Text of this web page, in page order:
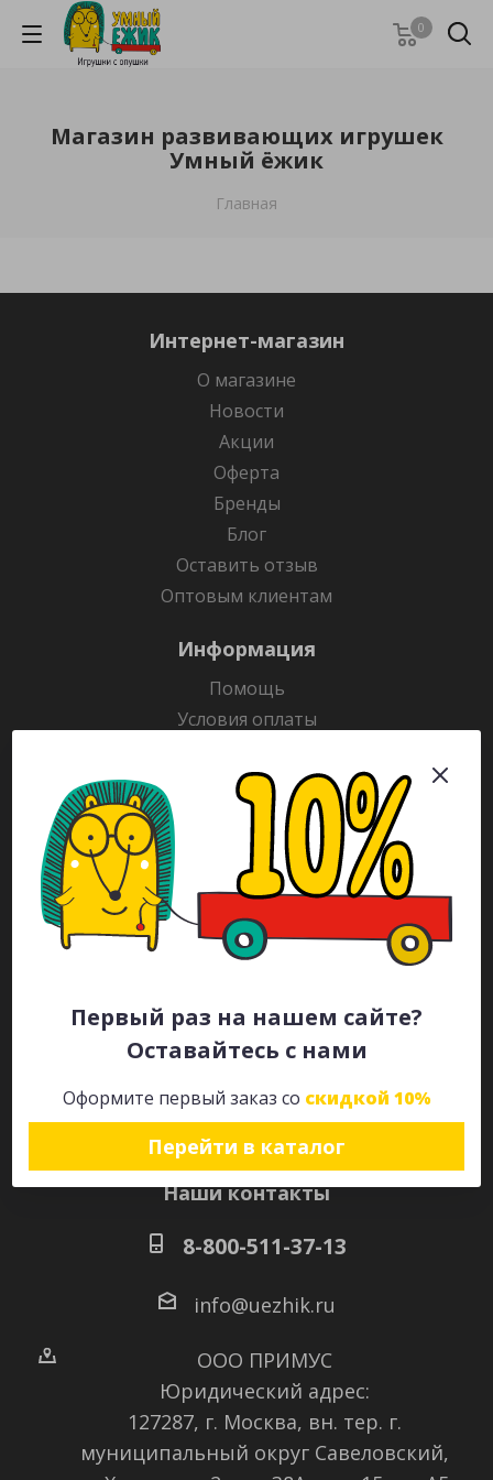
Первый раз на нашем сайте?
Оставайтесь с нами
Оформите первый заказ со скидкой 10%
Перейти в каталог
0
Магазин развивающих игрушек
Умный ёжик
Главная
Интернет-магазин
О магазине
Новости
Акции
Оферта
Бренды
Блог
Оставить отзыв
Оптовым клиентам
Информация
Помощь
Условия оплаты
Гарантия на товар
Раскраски
Рекламодателям
Каталог
Будьте всегда в курсе!
Наши контакты
8-800-511-37-13
info@uezhik.ru
ООО ПРИМУС
Юридический адрес:
127287, г. Москва, вн. тер. г.
муниципальный округ Савеловский,